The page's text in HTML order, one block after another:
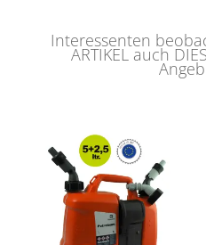
Interessenten
ARTIKEL auch